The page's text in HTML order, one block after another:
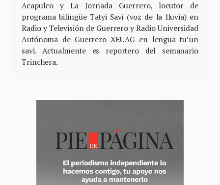
Acapulco y La Jornada Guerrero, locutor de
programa bilingüe Tatyi Savi (voz de la lluvia) en
Radio y Televisión de Guerrero y Radio Universidad
Autónoma de Guerrero XEUAG en lengua tu’un
savi. Actualmente es reportero del semanario
Trinchera.